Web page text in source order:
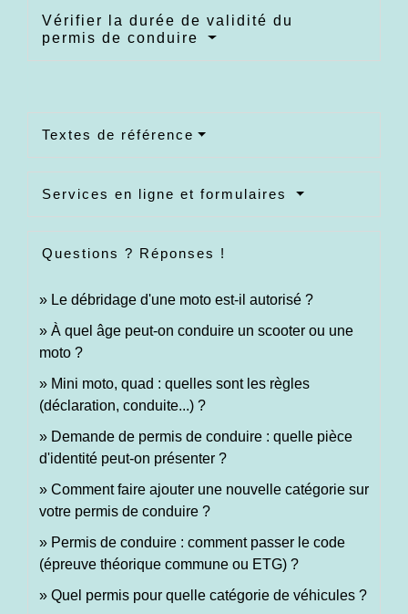
Vérifier la durée de validité du
permis de conduire
Textes de référence
Services en ligne et formulaires
Questions ? Réponses !
Le débridage d'une moto est-il autorisé ?
À quel âge peut-on conduire un scooter ou une
moto ?
Mini moto, quad : quelles sont les règles
(déclaration, conduite...) ?
Demande de permis de conduire : quelle pièce
d'identité peut-on présenter ?
Comment faire ajouter une nouvelle catégorie sur
votre permis de conduire ?
Permis de conduire : comment passer le code
(épreuve théorique commune ou ETG) ?
Quel permis pour quelle catégorie de véhicules ?